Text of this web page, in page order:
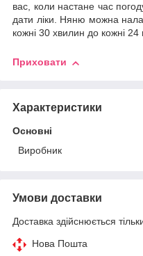
вас, коли настане час
дати ліки. Няню можна
кожні 30 хвилин до кожні 24
Приховати
Характеристики
Основні
Виробник
Умови доставки
Доставка здійснюється
Нова Пошта